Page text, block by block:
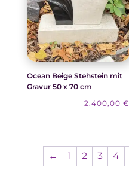
Ocean Beige Stehstein mit
Gravur 50 x 70 cm
2.400,00 €
← 1 2 3 4